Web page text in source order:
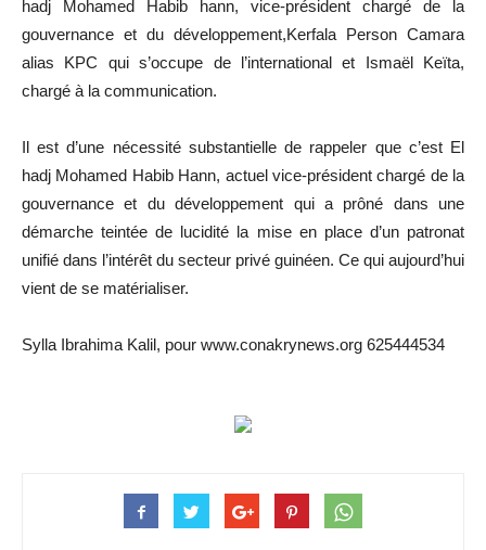
hadj Mohamed Habib hann, vice-président chargé de la
gouvernance et du développement,Kerfala Person Camara
alias KPC qui s’occupe de l’international et Ismaël Keïta,
chargé à la communication.
Il est d’une nécessité substantielle de rappeler que c’est El
hadj Mohamed Habib Hann, actuel vice-président chargé de la
gouvernance et du développement qui a prôné dans une
démarche teintée de lucidité la mise en place d’un patronat
unifié dans l’intérêt du secteur privé guinéen. Ce qui aujourd’hui
vient de se matérialiser.
Sylla Ibrahima Kalil, pour www.conakrynews.org 625444534